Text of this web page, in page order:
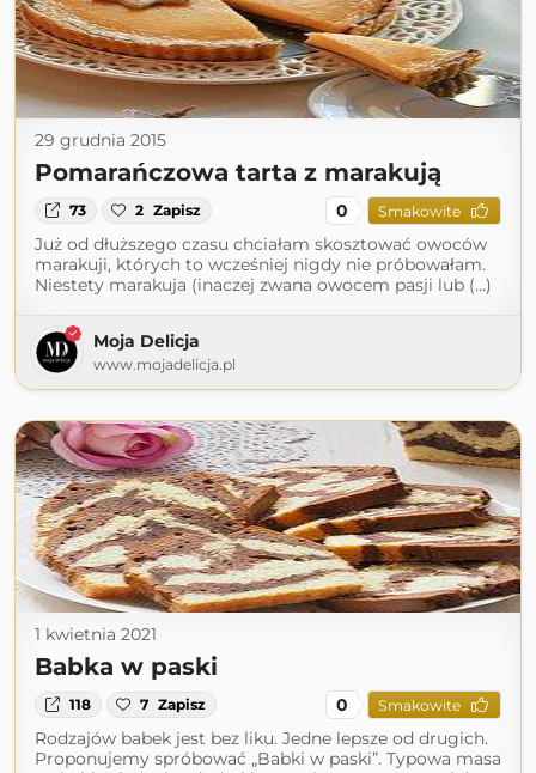
29 grudnia 2015
Pomarańczowa tarta z marakują
73 2 Zapisz 0 Smakowite
Już od dłuższego czasu chciałam skosztować owoców
marakuji, których to wcześniej nigdy nie próbowałam.
Niestety marakuja (inaczej zwana owocem pasji lub (...)
Moja Delicja
www.mojadelicja.pl
1 kwietnia 2021
Babka w paski
118 7 Zapisz 0 Smakowite
Rodzajów babek jest bez liku. Jedne lepsze od drugich.
Proponujemy spróbować „Babki w paski”. Typowa masa